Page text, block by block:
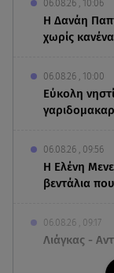
06.08.26 , 10:06
Η Δανάη
χωρίς
06.08.26 , 10:00
Eύκολη
06.08.26 , 09:56
Η Ελένη
βεντάλια
06.08.26 , 09:17
Λιάγκας -
διακοπές